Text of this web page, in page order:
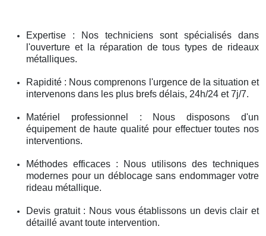
Expertise : Nos techniciens sont spécialisés dans
l'ouverture et la réparation de tous types de rideaux
métalliques.
Rapidité : Nous comprenons l'urgence de la situation et
intervenons dans les plus brefs délais, 24h/24 et 7j/7.
Matériel professionnel : Nous disposons d'un
équipement de haute qualité pour effectuer toutes nos
interventions.
Méthodes efficaces : Nous utilisons des techniques
modernes pour un déblocage sans endommager votre
rideau métallique.
Devis gratuit : Nous vous établissons un devis clair et
détaillé avant toute intervention.